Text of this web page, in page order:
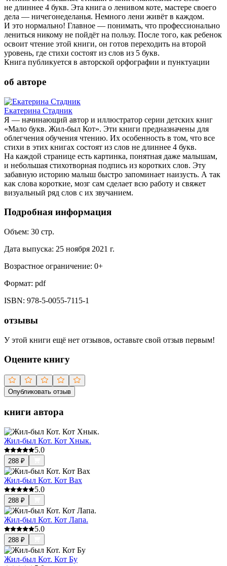
не длиннее 4 букв. Эта книга о ленивом коте, мастере своего
дела — ничегонеделанья. Немного лени живёт в каждом.
И это нормально! Главное — понимать, что профессионально
лениться никому не пойдёт на пользу. После того, как ребенок
освоит чтение этой книги, он готов переходить на второй
уровень, где стихи состоят из слов из 5 букв.
Книга публикуется в авторской орфографии и пунктуации
об авторе
Екатерина Стадник
Я — начинающий автор и иллюстратор серии детских книг
«Мало букв. Жил-был Кот». Эти книги предназначены для
облегчения обучения чтению. Их особенность в том, что все
стихи в этих книгах состоят из слов не длиннее 4 букв.
На каждой странице есть картинка, понятная даже малышам,
и небольшая стихотворная подпись из коротких слов. Эту
забавную историю малыш быстро запоминает наизусть. А так
как слова короткие, мозг сам сделает всю работу и свяжет
визуальный ряд слов с их звучанием.
Подробная информация
Объем: 30 стр.
Дата выпуска: 25 ноября 2021 г.
Возрастное ограничение: 0+
Формат: pdf
ISBN: 978-5-0055-7115-1
отзывы
У этой книги ещё нет отзывов, оставьте свой отзыв первым!
Оцените книгу
Опубликовать отзыв
книги автора
Жил-был Кот. Кот Хнык.
5.0
288 ₽
Жил-был Кот. Кот Вах
5.0
288 ₽
Жил-был Кот. Кот Лапа.
5.0
288 ₽
Жил-был Кот. Кот Бу